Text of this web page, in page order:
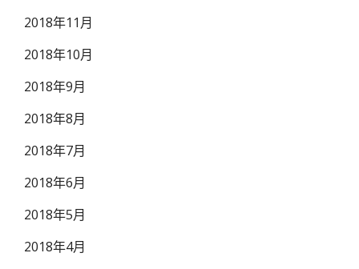
2018年11月
2018年10月
2018年9月
2018年8月
2018年7月
2018年6月
2018年5月
2018年4月